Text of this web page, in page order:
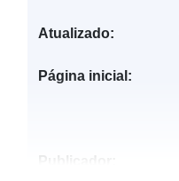
Atualizado:
Página inicial:
Publicador: